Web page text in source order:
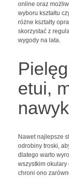
online oraz
wyboru kształtu
różne kształty
skorzystać z
wygody na lata.
etui,
Nawet najlepsze
odrobiny troski,
dlatego warto
wszystkim okulary
chroni ono